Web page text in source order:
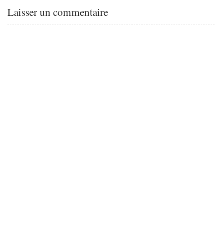
Laisser un commentaire